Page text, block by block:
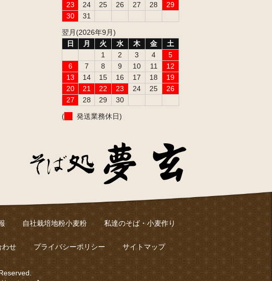
23
24 25 26 27 28
29
30
31
翌月(2026年9月)
日
月 火 水 木 金
土
1
2 3 4
5
6
7 8 9 10 11
12
13
14 15 16 17 18
19
20
21 22 23 24 25
26
27
28 29
30
(
発送業務休日)
自社栽培地粉小麦粉 私達のそば・小麦作り
わせ プライバシーポリシー サイトマップ